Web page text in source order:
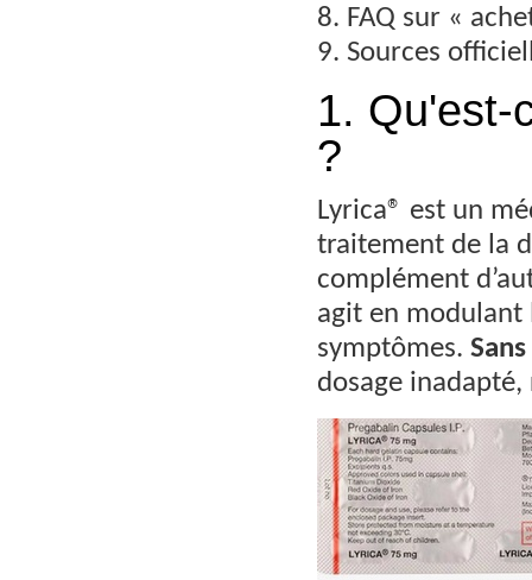
8. FAQ sur «
9. Sources
1. Qu'est-
?
Lyrica® est un
traitement de la
complément
agit en modulant
symptômes.
dosage inadapté,